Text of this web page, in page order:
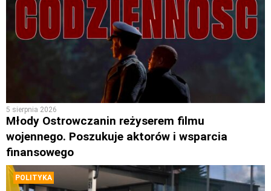
5 sierpnia 2026
Młody Ostrowczanin reżyserem filmu
wojennego. Poszukuje aktorów i wsparcia
finansowego
POLITYKA